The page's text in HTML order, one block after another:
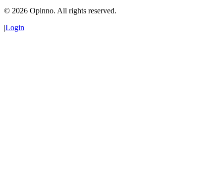
© 2026 Opinno. All rights reserved.
|Login